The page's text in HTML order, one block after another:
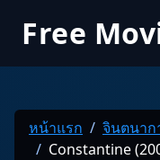
Free
หน้าแรก
จินตนาก
Constantine